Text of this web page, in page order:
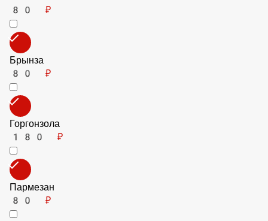
Говядина (фарш)
90 ₽
Баранина (фарш)
90 ₽
Ананасы
80 ₽